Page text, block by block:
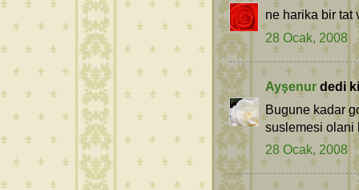
ne harika bir tat
28 Ocak, 2008
Ayşenur dedi
Bugune kadar
suslemesi olani
28 Ocak, 2008